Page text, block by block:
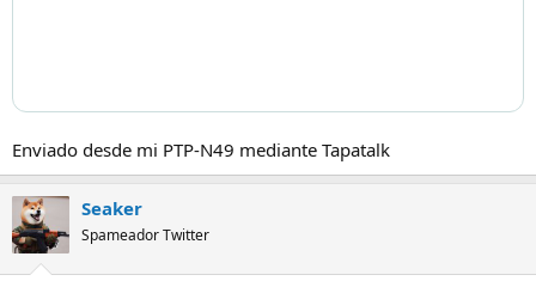
Enviado desde mi PTP-N49 mediante Tapatalk
Seaker
Spameador Twitter